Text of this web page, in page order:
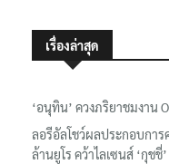
เรื่องล่าสุด
‘อนุทิน’ ควงภริยาชมงาน
ลอรีอัลโชว์ผลประกอบการ
ล้านยูโร คว้าไลเซนส์ ‘กุช